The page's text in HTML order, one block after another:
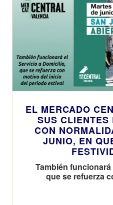
disfrutar de las
comidas al aire
libre
EL MERCADO
SUS
CON
JUNIO, EN
También
que se refuerza